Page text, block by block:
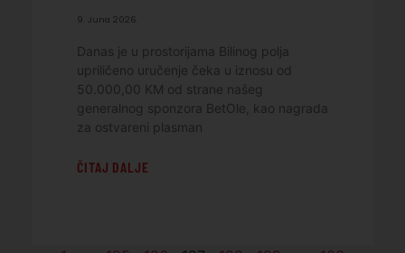
9. Juna 2026.
Danas je u prostorijama Bilinog polja
upriličeno uručenje čeka u iznosu od
50.000,00 KM od strane našeg
generalnog sponzora BetOle, kao nagrada
za ostvareni plasman
ČITAJ DALJE